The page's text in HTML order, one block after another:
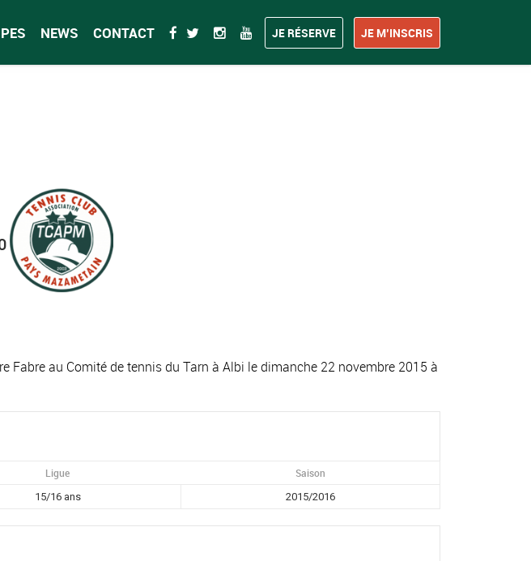
NEWS CONTACT JE RÉSERVE JE M’INSCRIS
Fabre au Comité de tennis du Tarn à Albi le dimanche 22 novembre 2015 à
Ligue Saison
15/16 ans 2015/2016